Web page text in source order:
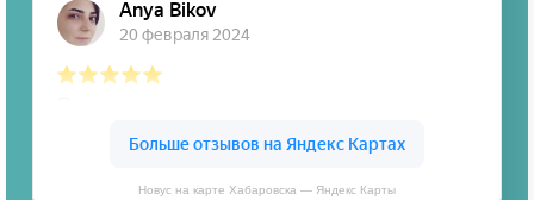
Новус на карте Хабаровска — Яндекс Карты